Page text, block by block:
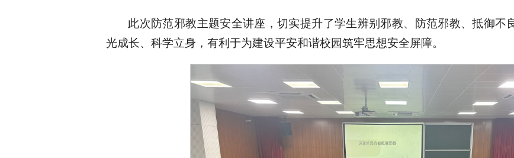
此次防范邪教主题安全讲座，切实提升了学生辨别邪教、防范邪教、抵御不
光成长、科学立身，有利于为建设平安和谐校园筑牢思想安全屏障。